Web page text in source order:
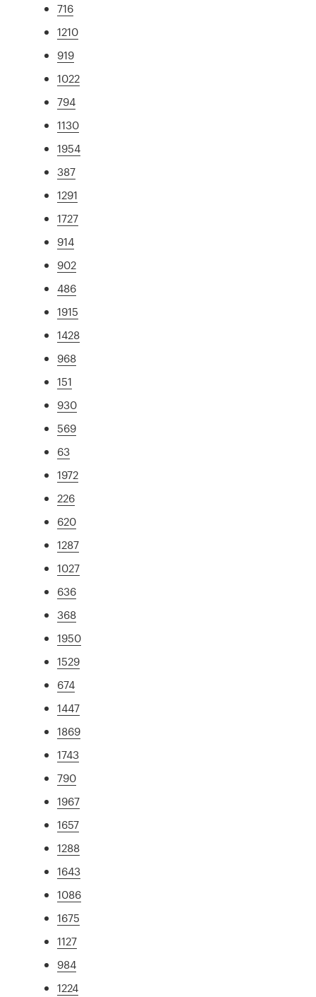
716
1210
919
1022
794
1130
1954
387
1291
1727
914
902
486
1915
1428
968
151
930
569
63
1972
226
620
1287
1027
636
368
1950
1529
674
1447
1869
1743
790
1967
1657
1288
1643
1086
1675
1127
984
1224